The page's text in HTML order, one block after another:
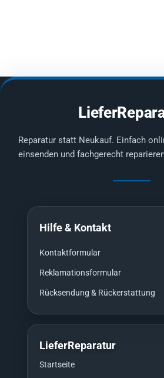
Reparatur statt Neukauf. Einfach
einsenden und fachgerecht
Hilfe & Kontakt
Kontaktformular
Reklamationsformular
Rücksendung & Rückerstattung
LieferReparatur
Startseite